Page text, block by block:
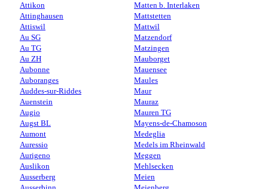
Attikon
Attinghausen
Attiswil
Au SG
Au TG
Au ZH
Aubonne
Auboranges
Auddes-sur-Riddes
Auenstein
Augio
Augst BL
Aumont
Auressio
Aurigeno
Auslikon
Ausserberg
Matten b. Interlaken
Mattstetten
Mattwil
Matzendorf
Matzingen
Mauborget
Mauensee
Maules
Maur
Mauraz
Mauren TG
Mayens-de-Chamoson
Medeglia
Medels im Rheinwald
Meggen
Mehlsecken
Meien